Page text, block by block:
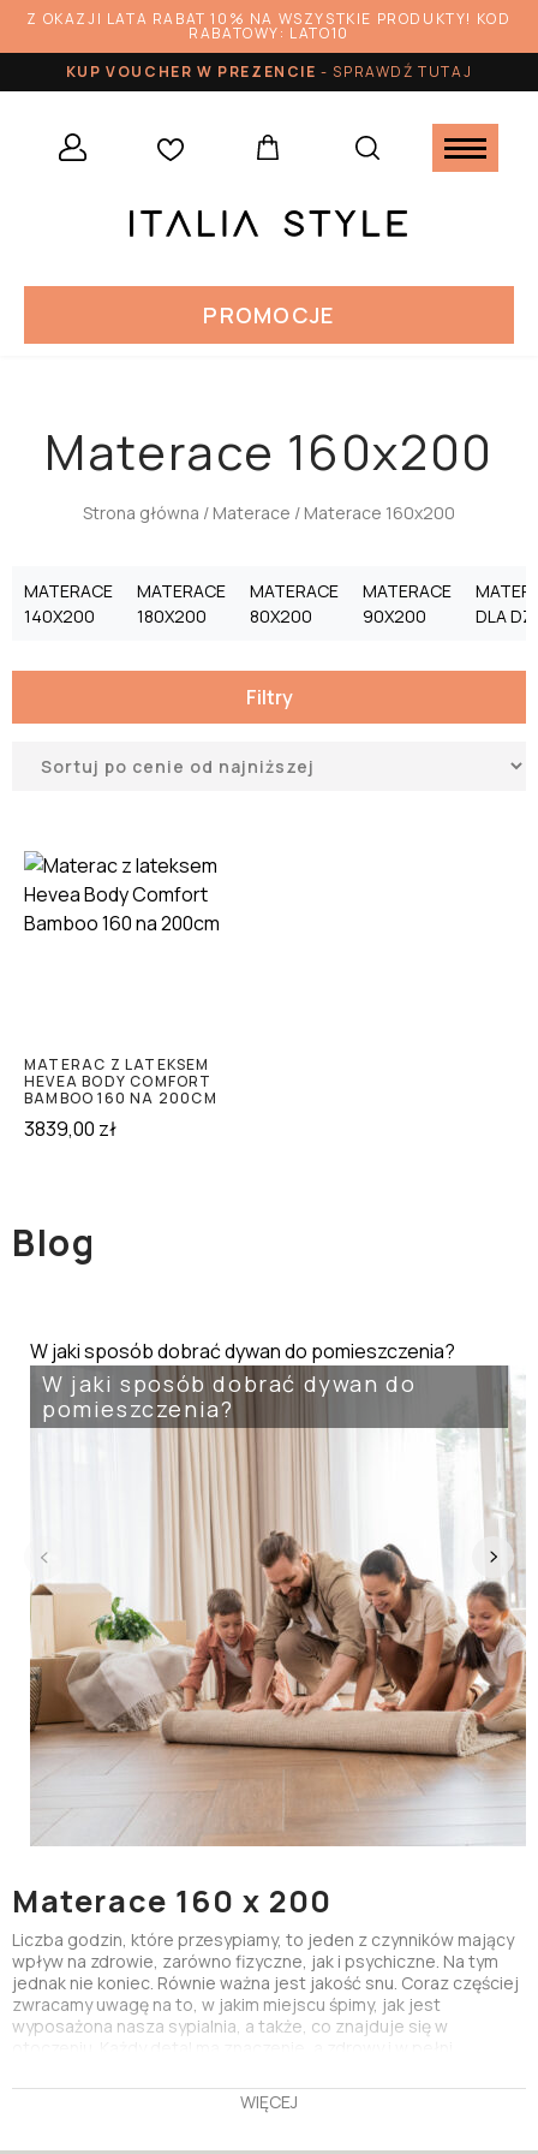
Z OKAZJI LATA RABAT 10% NA WSZYSTKIE PRODUKTY! KOD
RABATOWY: LATO10
KUP VOUCHER W PREZENCIE-SPRAWDŹ TUTAJ
PROMOCJE
Materace 160x200
Strona główna / Materace / Materace 160x200
MATERACE
140X200
MATERACE
180X200
MATERACE
80X200
MATERACE
90X200
DLA
Filtry
MATERAC Z LATEKSEM
HEVEA BODY COMFORT
BAMBOO 160 NA 200CM
3839,00 zł
Blog
W jaki sposób dobrać dywan do pomieszczenia?
W jaki sposób dobrać dywan do
pomieszczenia?
Materace 160 x 200
Liczba godzin, które przesypiamy, to jeden z czynników mający
wpływ na zdrowie, zarówno fizyczne, jak i psychiczne. Na tym
jednak nie koniec. Równie ważna jest jakość snu. Coraz częściej
zwracamy uwagę na to, w jakim miejscu śpimy, jak jest
wyposażona nasza sypialnia, a także, co znajduje się w
ale i właściwie dobrany materac.
Materace 160 x 200 – wygoda
WIĘCEJ